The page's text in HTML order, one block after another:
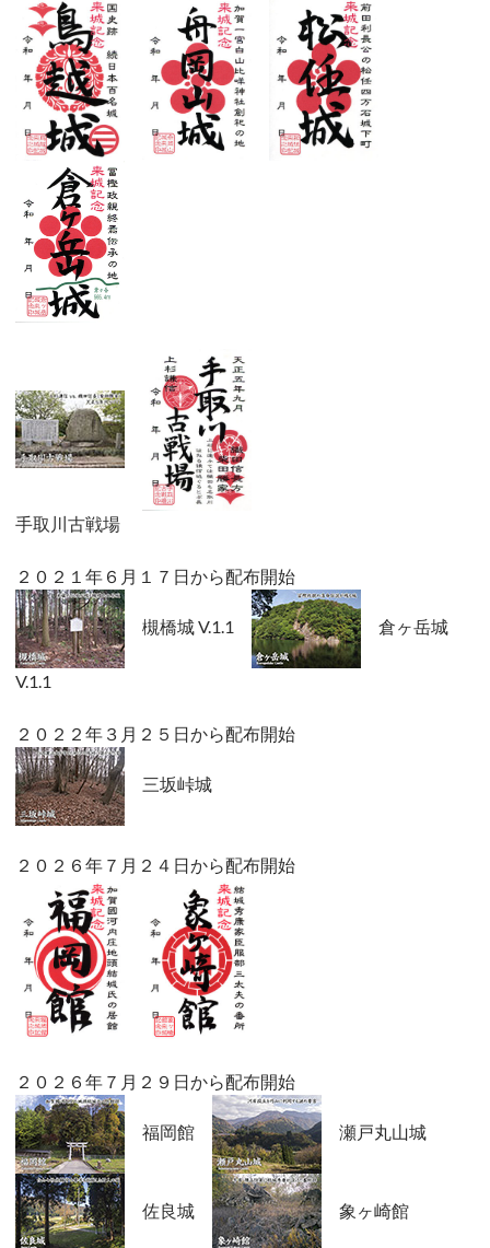
手取川古戦場
２０２１年６月１７日から配布開始
槻橋城 V.1.1 倉ヶ岳城
V.1.1
２０２２年３月２５日から配布開始
三坂峠城
２０２６年７月２４日から配布開始
２０２６年７月２９日から配布開始
福岡館 瀬戸丸山城
佐良城 象ヶ崎館